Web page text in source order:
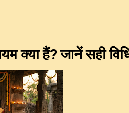
क्या हैं? जानें सही